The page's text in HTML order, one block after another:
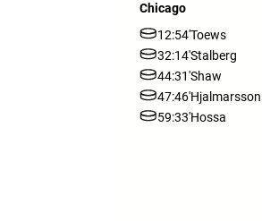
Chicago
12:54'Toews
32:14'Stalberg
44:31'Shaw
47:46'Hjalmarsson
59:33'Hossa